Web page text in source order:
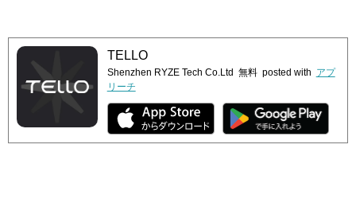
TELLO
Shenzhen RYZE Tech Co.Ltd 無料 posted with アプ
リーチ